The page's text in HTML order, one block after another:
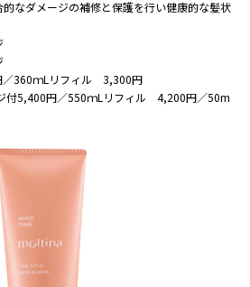
なダメージの補修と保護を行い健康的な髪状
360ｍLリフィル 3,300円
付5,400円／550ｍLリフィル 4,200円／50m